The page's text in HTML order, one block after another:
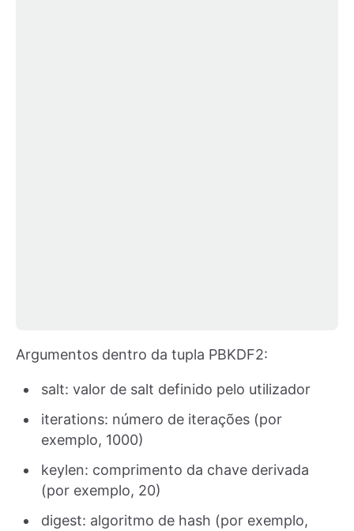
Argumentos dentro da tupla PBKDF2:
salt: valor de salt definido pelo utilizador
iterations: número de iterações (por
exemplo, 1000)
keylen: comprimento da chave derivada
(por exemplo, 20)
digest: algoritmo de hash (por exemplo,